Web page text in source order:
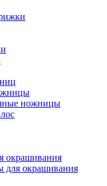
ножницы
окрашивания
для окрашивания